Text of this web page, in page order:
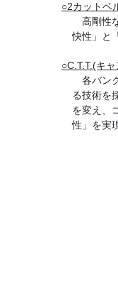
○2カットベ
高剛性
快性」と
○C.T.T.(キ
各バン
る技術を
を変え、
性」を実